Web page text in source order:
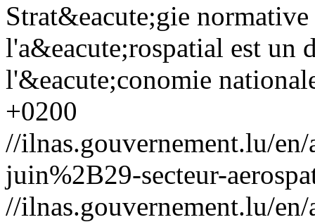
Strat&eacute;gie
l'a&eacute;rospatial est un
l'&eacute;conomie
+0200
//ilnas.gouvernement.lu/
juin%2B29-secteur-
//ilnas.gouvernement.lu/